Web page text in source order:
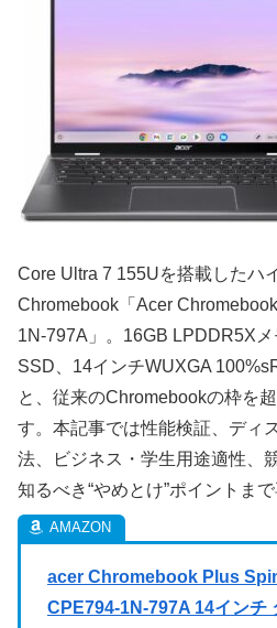
Core Ultra 7 155Uを搭載したハ
Chromebook「Acer
1N-797A」。16GB LPDDR5X
SSD、14インチWUXGA
と、従来のChromebookの枠を
す。本記事では性能検証、ディ
法、ビジネス・学生用途適性、
知るべき“やめとけ”ポイントま
acer Chromebook Plus
CPE794-1N-797A 14インチ